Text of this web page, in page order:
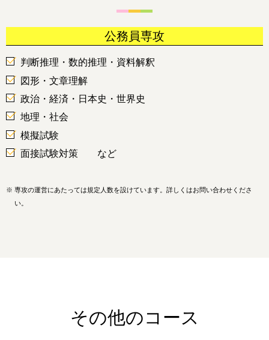
公務員専攻
判断推理・数的推理・資料解釈
図形・文章理解
政治・経済・日本史・世界史
地理・社会
模擬試験
面接試験対策 など
※ 専攻の運営にあたっては規定人数を設けています。詳しくはお問い合わせくださ
い。
その他のコース